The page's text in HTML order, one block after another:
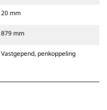
20 mm
879 mm
Vastgepend, penkoppeling